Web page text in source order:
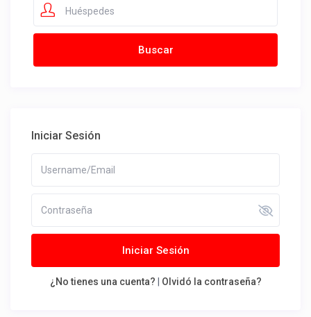
Huéspedes
Iniciar Sesión
Iniciar Sesión
¿No tienes una cuenta? | Olvidó la contraseña?